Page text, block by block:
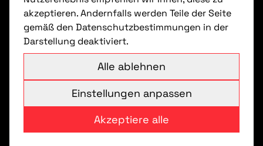
akzeptieren. Andernfalls werden Teile der Seite
gemäß den Datenschutzbestimmungen in der
Darstellung deaktiviert.
Alle ablehnen
Einstellungen anpassen
Akzeptiere alle